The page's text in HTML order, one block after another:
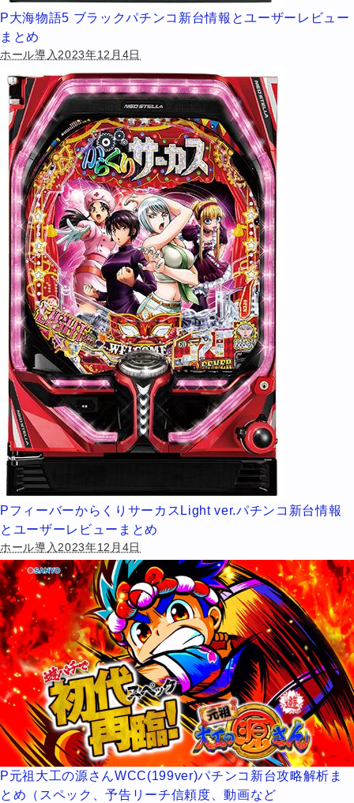
P大海物語5 ブラックパチンコ新台情報とユーザーレビュー
まとめ
ホール導入2023年12月4日
PフィーバーからくりサーカスLight ver.パチンコ新台情報
とユーザーレビューまとめ
ホール導入2023年12月4日
P元祖大工の源さんWCC(199ver)パチンコ新台攻略解析ま
とめ（スペック、予告リーチ信頼度、動画など